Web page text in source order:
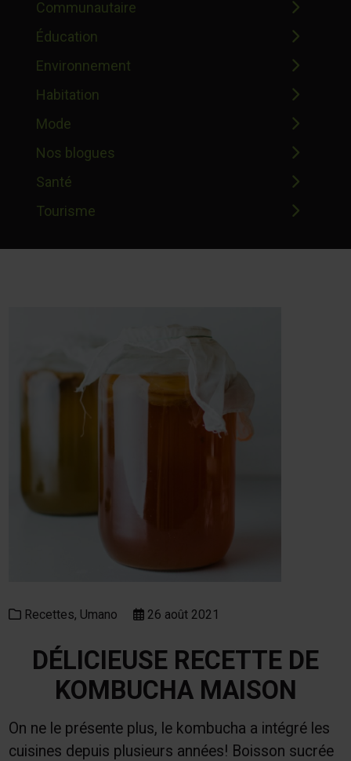
Communautaire
Éducation
Environnement
Habitation
Mode
Nos blogues
Santé
Tourisme
Recettes, Umano 26 août 2021
DÉLICIEUSE RECETTE DE
KOMBUCHA MAISON
On ne le présente plus, le kombucha a intégré les
cuisines depuis plusieurs années! Boisson sucrée